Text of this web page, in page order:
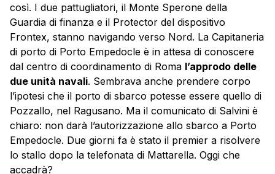
così. I due pattugliatori, il Monte Sperone della
Guardia di finanza e il Protector del dispositivo
Frontex, stanno navigando verso Nord. La Capitaneria
di porto di Porto Empedocle è in attesa di conoscere
dal centro di coordinamento di Roma l’approdo delle
due unità navali. Sembrava anche prendere corpo
l’ipotesi che il porto di sbarco potesse essere quello di
Pozzallo, nel Ragusano. Ma il comunicato di Salvini è
chiaro: non darà l’autorizzazione allo sbarco a Porto
Empedocle. Due giorni fa è stato il premier a risolvere
lo stallo dopo la telefonata di Mattarella. Oggi che
accadrà?